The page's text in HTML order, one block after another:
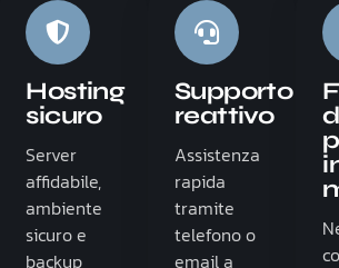
Hosting
sicuro
Server
affidabile,
ambiente
sicuro e
backup
Supporto
reattivo
Assistenza
rapida
tramite
telefono o
email a